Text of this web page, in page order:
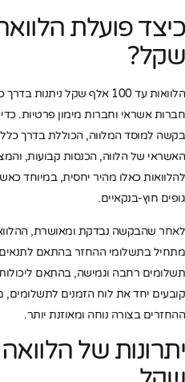
שקל?
הלוואות עד 100 אלף שקל
חברות אשראי וחברות מימון פרטיות.
בקשה למוסד המלווה, הכוללת בדרך
האשראי של הלווה, הכנסות קבועות,
להלוואות כאלו מהיר יחסית, במיוחד
גופים חוץ-בנקאיים.
לאחר שהבקשה נבדקת ומאושרת,
מתחיל בתשלומי ההחזר בהתאם לתנאים
תשלומים רחבה וגמישה, בהתאם
קובעים יחד את לוח הזמנים
ההחזרים בצורה נוחה ומאוזנת יותר.